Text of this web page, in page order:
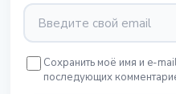
Сохранить моё имя и e-
последующих